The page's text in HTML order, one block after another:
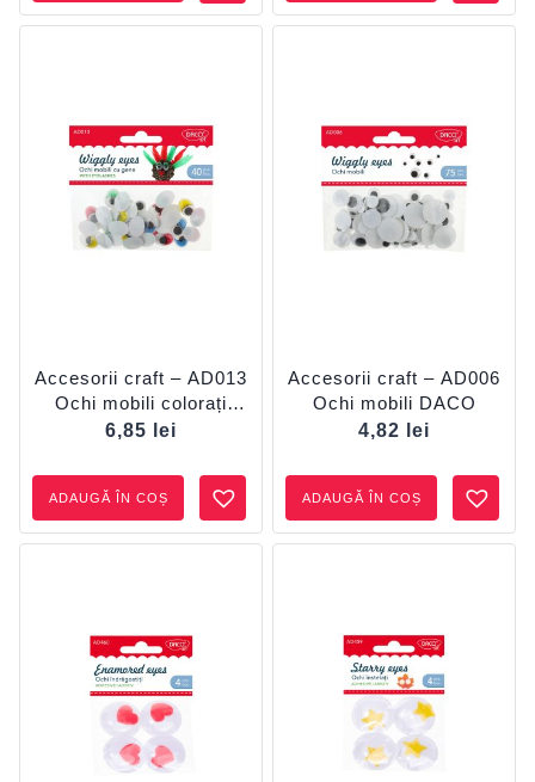
Accesorii craft – AD013
Ochi mobili colorați
DACO
6,85 lei
ADAUGĂ ÎN COȘ
Accesorii craft – AD006
Ochi mobili DACO
4,82
lei
ADAUGĂ ÎN COȘ